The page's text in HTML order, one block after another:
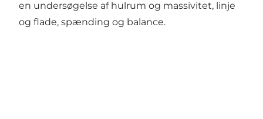
en undersøgelse af hulrum og massivitet, linje
og flade, spænding og balance.